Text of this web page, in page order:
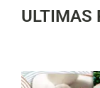
ULTIMAS